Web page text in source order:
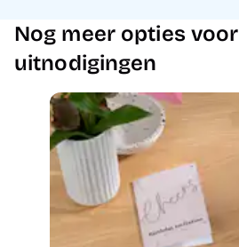
Nog meer opties voor
uitnodigingen